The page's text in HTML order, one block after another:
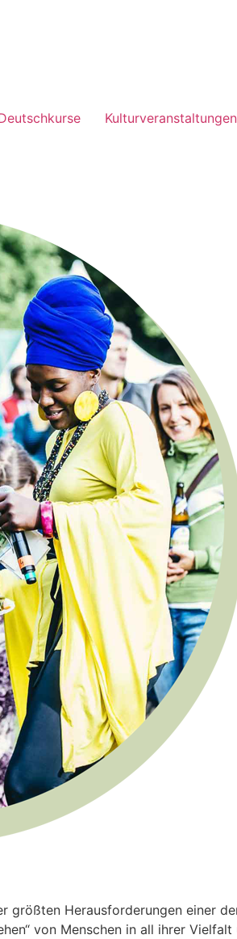
Kulturveranstaltungen
Herausforderungen einer
von Menschen in all ihrer